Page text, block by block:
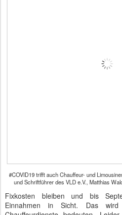
#COVID19 trifft auch Chauffeur- und
und Schriftführer des VLD e.V., Matthias
Fixkosten bleiben und bis
Einnahmen in Sicht. Das